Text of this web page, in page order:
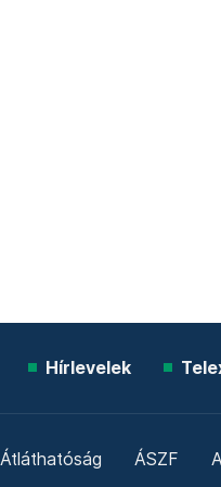
Hírlevelek
Átláthatóság ÁSZF